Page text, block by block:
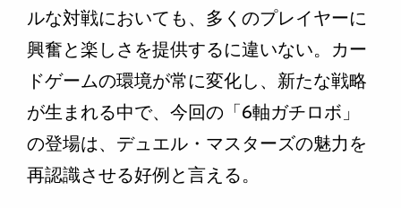
ルな対戦においても、多くのプレイヤーに
興奮と楽しさを提供するに違いない。カー
ドゲームの環境が常に変化し、新たな戦略
が生まれる中で、今回の「6軸ガチロボ」
の登場は、デュエル・マスターズの魅力を
再認識させる好例と言える。